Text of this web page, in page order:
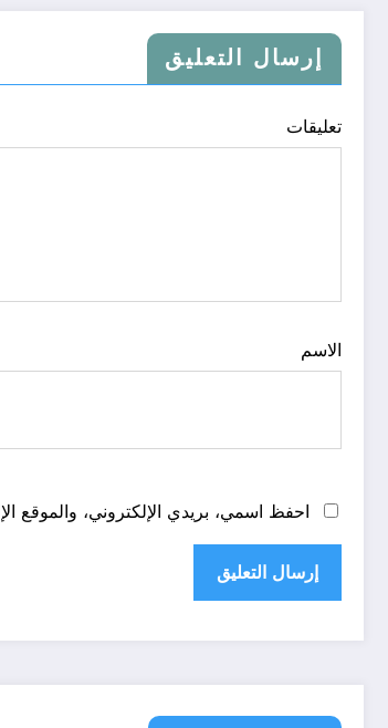
إرسال التعليق
تعليقات
الاسم
احفظ اسمي، بريدي الإلكتروني، والموقع